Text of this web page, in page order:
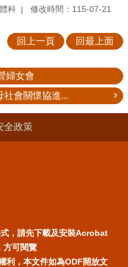
科 修改時間：115-07-21
回上一頁 回最上面
婦女會
社會關懷協進...
全政策
，請先下載及安裝Acrobat
方可閱覽
利，本文件如為ODF開放文